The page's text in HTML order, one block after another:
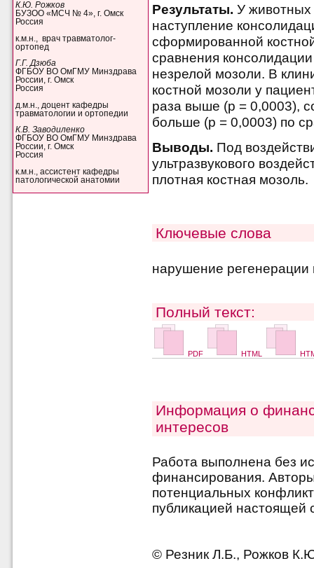
К.Ю. Рожков
БУЗОО «МСЧ № 4», г. Омск
Россия
к.м.н., врач травматолог-
ортопед
Г.Г. Дзюба
ФГБОУ ВО ОмГМУ Минздрава
России, г. Омск
Россия
д.м.н., доцент кафедры
травматологии и ортопедии
К.В. Заводиленко
ФГБОУ ВО ОмГМУ Минздрава
России, г. Омск
Россия
к.м.н., ассистент кафедры
патологической анатомии
Результаты.У животных
наступление
сформированной
сравнения консолидации
незрелой мозоли. В
костной мозоли у
раза выше (р = 0,0003),
больше (р = 0,0003) по
Выводы. Под
ультразвукового
плотная костная мозоль.
Ключевые слова
нарушение регенерации
Полный текст:
PDF HTML
Информация о
интересов
Работа выполнена без
финансирования.
потенциальных
публикацией настоящей
© Резник Л.Б., Рожков